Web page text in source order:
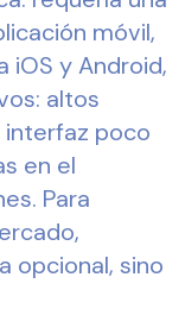
móvil,
iOS y Android,
altos
poco
en el
Para
opcional, sino